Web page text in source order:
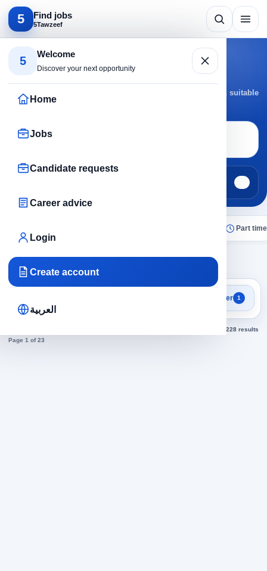
5 Find jobs
5Tawzeef
5
Welcome
Discover your next opportunity
Home
Jobs
Candidate requests
Career advice
Login
Create account
العربية
Search by specialty
Technicians jobs
Browse Technicians jobs by active cities and roles to reach suitable
opportunities faster.
Part time
Technicians× Clear all
Focused search results
Technicians jobs Filter 1
228 results
Page 1 of 23